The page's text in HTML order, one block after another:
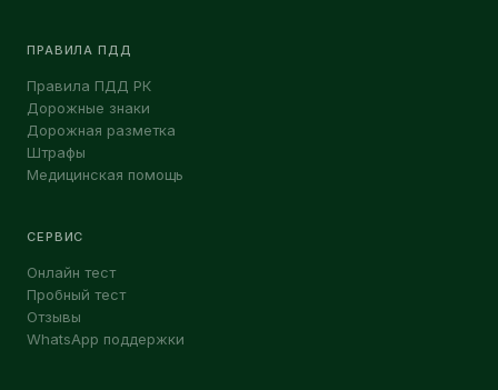
ПРАВИЛА ПДД
Правила ПДД РК
Дорожные знаки
Дорожная разметка
Штрафы
Медицинская помощь
СЕРВИС
Онлайн тест
Пробный тест
Отзывы
WhatsApp поддержки